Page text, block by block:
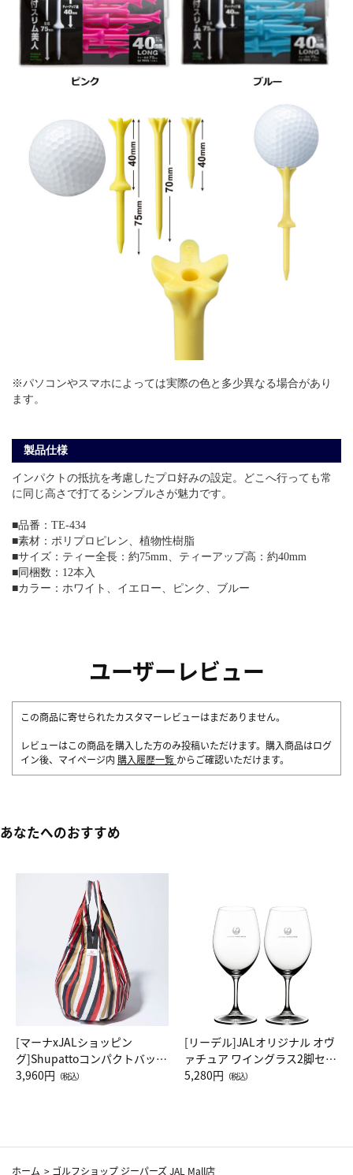
※パソコンやスマホによっては実際の色と多少異なる場合があり
ます。
製品仕様
インパクトの抵抗を考慮したプロ好みの設定。どこへ行っても常
に同じ高さで打てるシンプルさが魅力です。
■品番：TE-434
■素材：ポリプロピレン、植物性樹脂
■サイズ：ティー全長：約75mm、ティーアップ高：約40mm
■同梱数：12本入
■カラー：ホワイト、イエロー、ピンク、ブルー
ユーザーレビュー
この商品に寄せられたカスタマーレビューはまだありません。
レビューはこの商品を購入した方のみ投稿いただけます。購入商品はログ
イン後、マイページ内 購入履歴一覧 からご確認いただけます。
あなたへのおすすめ
[マーナxJALショッピン
グ]Shupattoコンパクトバッグ
Drop JAL客室乗務員（LC）ス
3,960円 （税込）
[リーデル]JALオリジナル オヴ
ァチュア ワイングラス2脚セッ
ト（レッドワイン）
5,280円 （税込）
ホーム > ゴルフショップ ジーパーズ JAL Mall店